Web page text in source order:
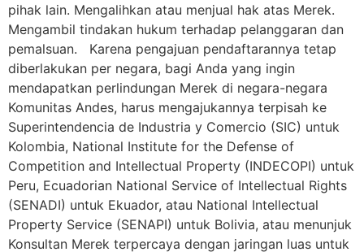
pihak lain. Mengalihkan atau menjual hak atas Merek.
Mengambil tindakan hukum terhadap pelanggaran dan
pemalsuan. Karena pengajuan pendaftarannya tetap
diberlakukan per negara, bagi Anda yang ingin
mendapatkan perlindungan Merek di negara-negara
Komunitas Andes, harus mengajukannya terpisah ke
Superintendencia de Industria y Comercio (SIC) untuk
Kolombia, National Institute for the Defense of
Competition and Intellectual Property (INDECOPI) untuk
Peru, Ecuadorian National Service of Intellectual Rights
(SENADI) untuk Ekuador, atau National Intellectual
Property Service (SENAPI) untuk Bolivia, atau menunjuk
Konsultan Merek terpercaya dengan jaringan luas untuk